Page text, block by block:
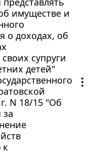
имуществе и
о доходах, об
супруги
детей"
N 18/15 "Об
за
к